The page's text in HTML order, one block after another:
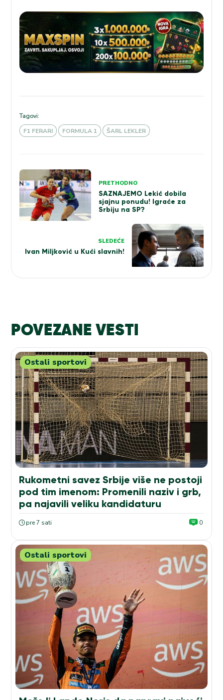
Tagovi:
F1 FERARI
FORMULA 1 ŠARL LEKLER
Kretanje
članka
PRETHODNO
SAZNAJEMO Lekić dobila
sjajnu ponudu! Igraće za
Srbiju na SP?
SLEDEĆE
Ivan Miljković u Kući slavnih!
POVEZANE VESTI
Ostali sportovi
Rukometni savez Srbije više ne postoji
pod tim imenom: Promenili naziv i grb,
pa najavili veliku kandidaturu
pre 7 sati 0
Ostali sportovi